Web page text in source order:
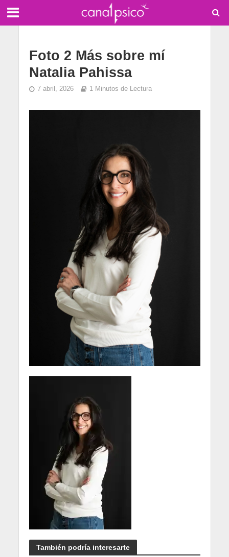
Foto 2 Más sobre mí
Natalia Pahissa
7 abril, 2026 1 Minutos de Lectura
También podría interesarte